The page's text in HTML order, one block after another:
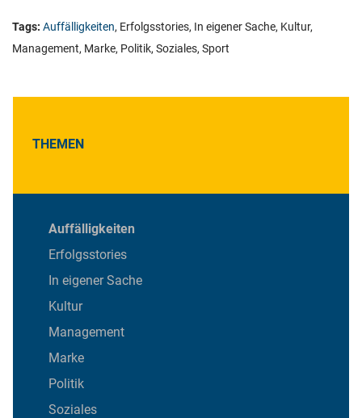
Tags: Auffälligkeiten, Erfolgsstories, In eigener Sache, Kultur,
Management, Marke, Politik, Soziales, Sport
THEMEN
Auffälligkeiten
Erfolgsstories
In eigener Sache
Kultur
Management
Marke
Politik
Soziales